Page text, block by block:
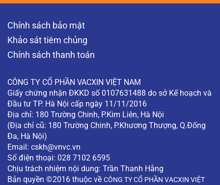
Chính sách bảo mật
Khảo sát tiêm chủng
Chính sách thanh toán
CÔNG TY CỔ PHẦN VACXIN VIỆT NAM
Giấy chứng nhận ĐKKD số 0107631488 do sở Kế hoạch và
Đầu tư TP. Hà Nội cấp ngày 11/11/2016
Địa chỉ: 180 Trường Chinh, P.Kim Liên, Hà Nội
(Địa chỉ cũ: 180 Trường Chinh, P.Khương Thượng, Q.Đống
Đa, Hà Nội)
Email: cskh@vnvc.vn
Số điện thoại: 028 7102 6595
Chịu trách nhiệm nội dung: Trần Thanh Hằng
Bản quyền ©2016 thuộc về CÔNG TY CỔ PHẦN VACXIN VIỆT